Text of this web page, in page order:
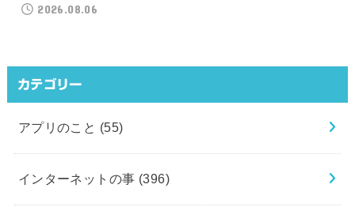
2026.08.06
カテゴリー
アプリのこと (55)
インターネットの事 (396)